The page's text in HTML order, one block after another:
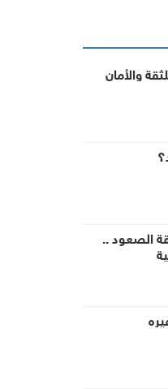
والأمان
الصعود ..